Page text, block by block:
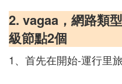
2. vagaa，網路類
級節點2個
1、首先在開始-運行里